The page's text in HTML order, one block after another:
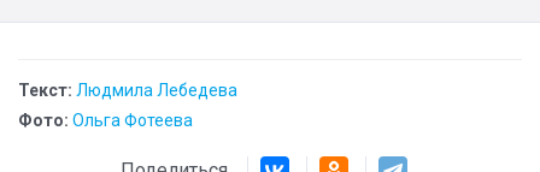
Текст: Людмила Лебедева
Фото: Ольга Фотеева